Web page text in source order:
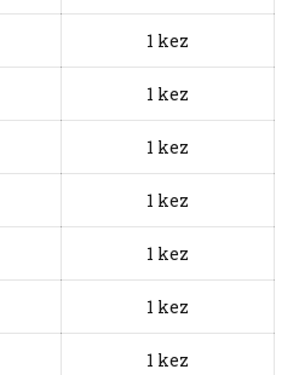
1 kez
1 kez
1 kez
1 kez
1 kez
1 kez
1 kez